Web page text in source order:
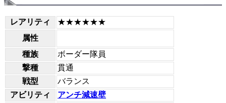
レアリティ
★★★★★★
属性
種族
ボーダー隊員
撃種
貫通
戦型
バランス
アビリティ
アンチ減速壁